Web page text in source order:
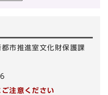
市推進室文化財保護課
注意ください